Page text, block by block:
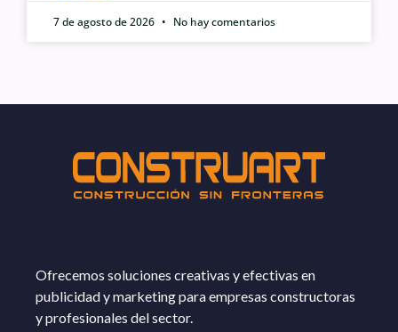
7 de agosto de 2026
No hay comentarios
Ofrecemos soluciones creativas y efectivas en
publicidad y marketing para empresas constructoras
y profesionales del sector.